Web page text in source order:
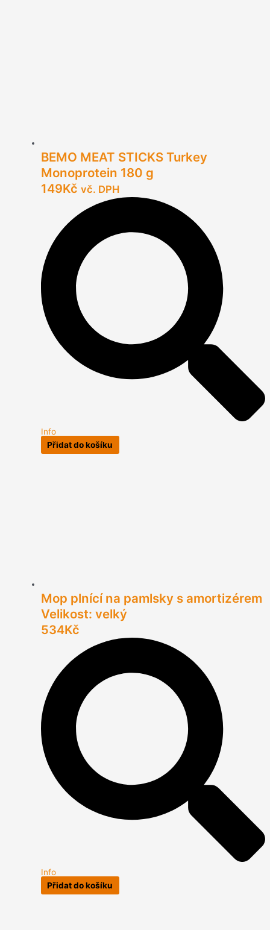
BEMO MEAT STICKS Turkey
Monoprotein 180 g
149Kč vč. DPH
Info
Přidat do košíku
Mop plnící na pamlsky s amortizérem
Velikost: velký
534Kč
Info
Přidat do košíku